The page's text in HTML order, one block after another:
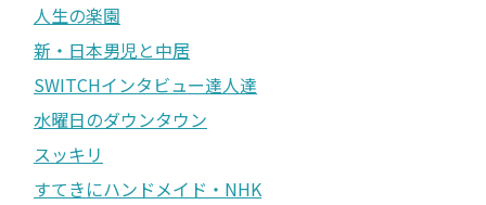
人生の楽園
新・日本男児と中居
SWITCHインタビュー達人達
水曜日のダウンタウン
スッキリ
すてきにハンドメイド・NHK